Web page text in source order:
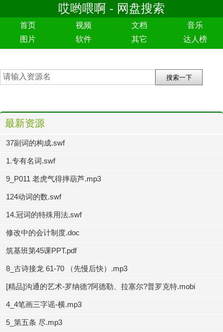
哎哟喂啊 - 网盘搜索
首页 视频 文档
音乐
图片
软件 其它 达人榜
最新资源
37副词的构成.swf
1.专有名词.swf
9_P011 老虎气得摔葫芦.mp3
124动词的数.swf
14.冠词的特殊用法.swf
修改中的会计制度.doc
筑基班第45课PPT.pdf
8_古诗接龙 61-70 （先慢后快）.mp3
[精品]沟通的艺术-罗纳德?阿德勒、拉塞尔?普罗克特.mobi
4_4笔画三字谣-横.mp3
5_第五条 尽.mp3